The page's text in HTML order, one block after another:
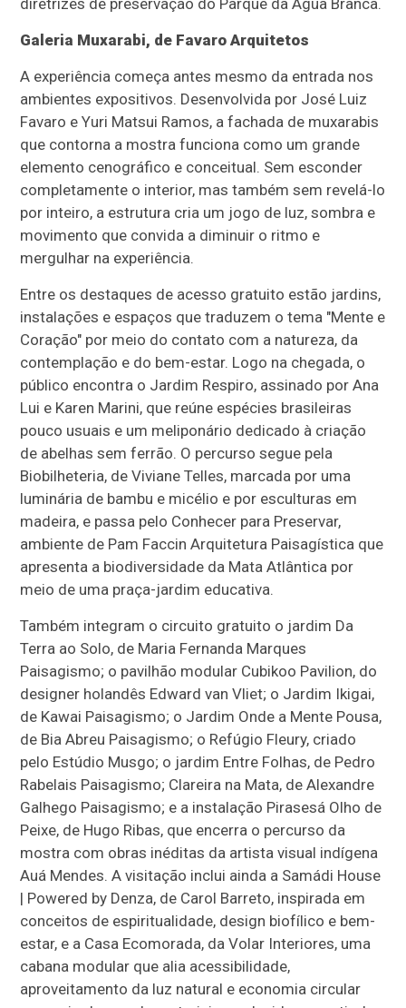
Galeria Muxarabi, de Favaro Arquitetos
A experiência começa antes mesmo da entrada nos
ambientes expositivos. Desenvolvida por José Luiz
Favaro e Yuri Matsui Ramos, a fachada de muxarabis
que contorna a mostra funciona como um grande
elemento cenográfico e conceitual. Sem esconder
completamente o interior, mas também sem revelá-lo
por inteiro, a estrutura cria um jogo de luz, sombra e
movimento que convida a diminuir o ritmo e
mergulhar na experiência.
Entre os destaques de acesso gratuito estão jardins,
instalações e espaços que traduzem o tema "Mente e
Coração" por meio do contato com a natureza, da
contemplação e do bem-estar. Logo na chegada, o
público encontra o Jardim Respiro, assinado por Ana
Lui e Karen Marini, que reúne espécies brasileiras
pouco usuais e um meliponário dedicado à criação
de abelhas sem ferrão. O percurso segue pela
Biobilheteria, de Viviane Telles, marcada por uma
luminária de bambu e micélio e por esculturas em
madeira, e passa pelo Conhecer para Preservar,
ambiente de Pam Faccin Arquitetura Paisagística que
apresenta a biodiversidade da Mata Atlântica por
meio de uma praça-jardim educativa.
Também integram o circuito gratuito o jardim Da
Terra ao Solo, de Maria Fernanda Marques
Paisagismo; o pavilhão modular Cubikoo Pavilion, do
designer holandês Edward van Vliet; o Jardim Ikigai,
de Kawai Paisagismo; o Jardim Onde a Mente Pousa,
de Bia Abreu Paisagismo; o Refúgio Fleury, criado
pelo Estúdio Musgo; o jardim Entre Folhas, de Pedro
Rabelais Paisagismo; Clareira na Mata, de Alexandre
Galhego Paisagismo; e a instalação Pirasesá Olho de
Peixe, de Hugo Ribas, que encerra o percurso da
mostra com obras inéditas da artista visual indígena
Auá Mendes. A visitação inclui ainda a Samádi House
| Powered by Denza, de Carol Barreto, inspirada em
conceitos de espiritualidade, design biofílico e bem-
estar, e a Casa Ecomorada, da Volar Interiores, uma
cabana modular que alia acessibilidade,
aproveitamento da luz natural e economia circular